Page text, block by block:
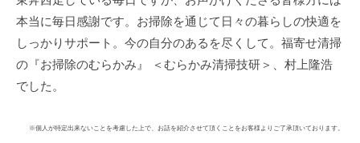
本当に毎日感謝です。お掃除を通じて日々の暮らしの快適を
しっかりサポート。今の自分のあるを尽くして。福寄せ清掃
の『お掃除のむらかみ』 ＜むらかみ清掃技研＞、村上隆浩
でした。
※個人が特定出来ないことを考慮した上で、お話を紹介させて頂くことをお客様よりご了承頂いております。